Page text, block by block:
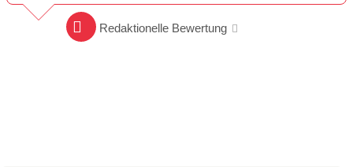
Redaktionelle Bewertung